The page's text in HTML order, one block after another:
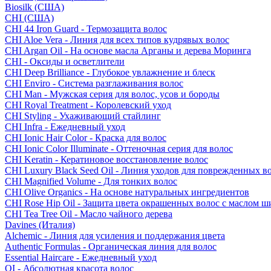
Biosilk (США)
CHI (США)
CHI 44 Iron Guard - Термозащита волос
CHI Aloe Vera - Линия для всех типов кудрявых волос
CHI Argan Oil - На основе масла Арганы и дерева Моринга
CHI - Оксиды и осветлители
CHI Deep Brilliance - Глубокое увлажнение и блеск
CHI Enviro - Система разглаживания волос
CHI Man - Мужская серия для волос, усов и бороды
CHI Royal Treatment - Королевский уход
CHI Styling - Ухаживающий стайлинг
CHI Infra - Ежедневный уход
CHI Ionic Hair Color - Краска для волос
CHI Ionic Color Illuminate - Оттеночная серия для волос
CHI Keratin - Кератиновое восстановление волос
CHI Luxury Black Seed Oil - Линия уходов для поврежденных
CHI Magnified Volume - Для тонких волос
CHI Olive Organics - На основе натуральных ингредиентов
CHI Rose Hip Oil - Защита цвета окрашенных волос с маслом
CHI Tea Tree Oil - Масло чайного дерева
Davines (Италия)
Alchemic - Линия для усиления и поддержания цвета
Authentic Formulas - Органическая линия для волос
Essential Haircare - Eжедневный уход
OI - Абсолютная красота волос